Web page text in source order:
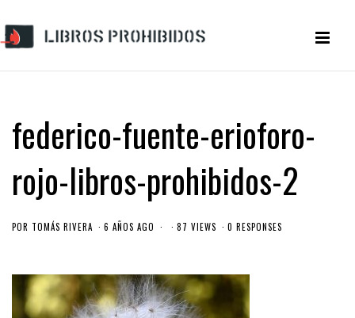
federico-fuente-erioforo-
rojo-libros-prohibidos-2
POR TOMÁS RIVERA 6 AÑOS AGO 87 VIEWS 0 RESPONSES